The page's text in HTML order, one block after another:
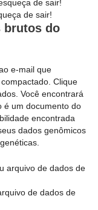
de sair!
brutos do
e-mail que
Clique
Você encontrará
é um documento do
encontrada
dados genômicos
de dados de